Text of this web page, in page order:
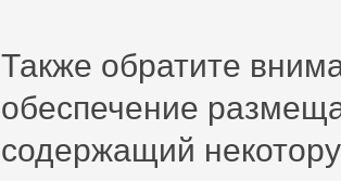
Также обратите
обеспечение
содержащий